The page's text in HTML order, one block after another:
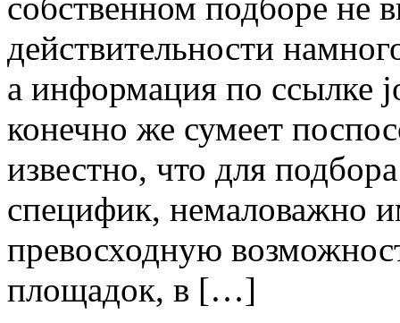
действительности
а информация по ссылке
конечно же сумеет
известно, что для
специфик, немаловажно
превосходную
площадок, в […]